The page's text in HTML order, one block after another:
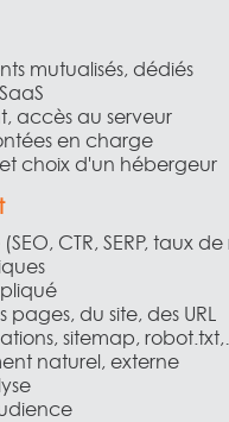
mutualisés, dédiés
accès au serveur
en charge
choix d'un hébergeur
CTR, SERP, taux
pages, du site, des URL
sitemap,
naturel, externe